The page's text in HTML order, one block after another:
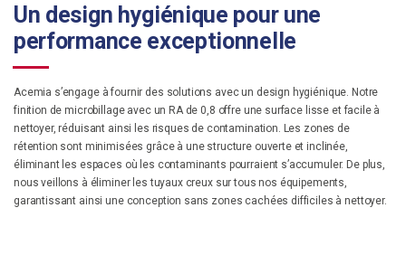
Un design hygiénique pour une
performance exceptionnelle
Acemia s’engage à fournir des solutions avec un design hygiénique. Notre
finition de microbillage avec un RA de 0,8 offre une surface lisse et facile à
nettoyer, réduisant ainsi les risques de contamination. Les zones de
rétention sont minimisées grâce à une structure ouverte et inclinée,
éliminant les espaces où les contaminants pourraient s’accumuler. De plus,
nous veillons à éliminer les tuyaux creux sur tous nos équipements,
garantissant ainsi une conception sans zones cachées difficiles à nettoyer.